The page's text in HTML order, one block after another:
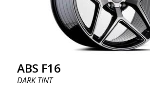
ABS F16
DARK TINT